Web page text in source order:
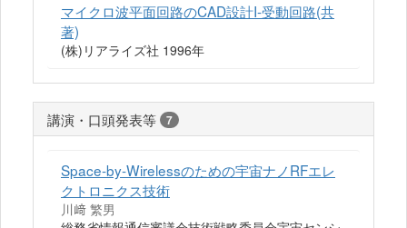
マイクロ波平面回路のCAD設計I-受動回路(共
著)
(株)リアライズ社 1996年
講演・口頭発表等 7
Space-by-Wirelessのための宇宙ナノRFエレ
クトロニクス技術
川﨑 繁男